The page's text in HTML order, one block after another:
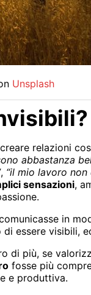
Unsplash
relazioni
abbastanza
, “il mio lavoro non
sensazioni,
in
essere visibili,
di più, se
fosse più
e produttiva.